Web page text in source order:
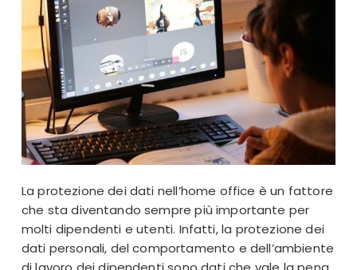
La protezione dei dati nell’home office è un fattore
che sta diventando sempre più importante per
molti dipendenti e utenti. Infatti, la protezione dei
dati personali, del comportamento e dell’ambiente